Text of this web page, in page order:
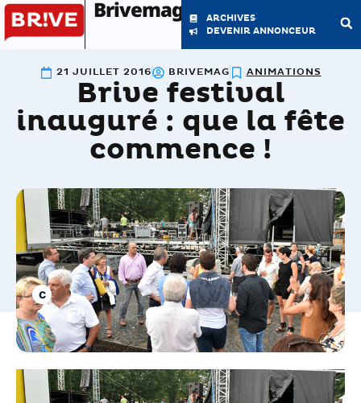
Brivemag'
ARCHIVES
DEVENIR ANNONCEUR
21 JUILLET 2016 BRIVEMAG ANIMATIONS
Brive festival
inauguré : que la fête
commence !